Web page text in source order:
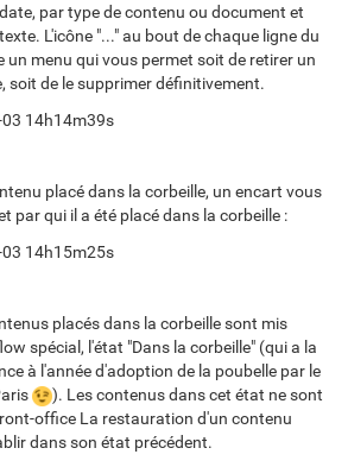
par type de contenu ou document et
L'icône "..." au bout de chaque ligne du
menu qui vous permet soit de retirer un
soit de le supprimer définitivement.
placé dans la corbeille, un encart vous
par qui il a été placé dans la corbeille :
placés dans la corbeille sont mis
spécial, l'état "Dans la corbeille" (qui a la
à l'année d'adoption de la poubelle par le
). Les contenus dans cet état ne sont
office La restauration d'un contenu
dans son état précédent.